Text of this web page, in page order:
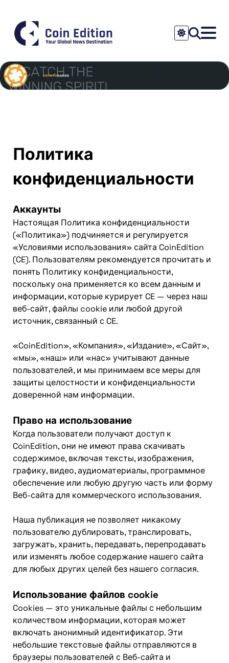
Политика
конфиденциальности
Аккаунты
Настоящая Политика конфиденциальности
(«Политика») подчиняется и регулируется
«Условиями использования» сайта CoinEdition
(CE). Пользователям рекомендуется прочитать и
понять Политику конфиденциальности,
поскольку она применяется ко всем данным и
информации, которые курирует CE — через наш
веб-сайт, файлы cookie или любой другой
источник, связанный с CE.
«CoinEdition», «Компания», «Издание», «Сайт»,
«мы», «наш» или «нас» учитывают данные
пользователей, и мы принимаем все меры для
защиты целостности и конфиденциальности
доверенной нам информации.
Право на использование
Когда пользователи получают доступ к
CoinEdition, они не имеют права скачивать
содержимое, включая тексты, изображения,
графику, видео, аудиоматериалы, программное
обеспечение или любую другую часть или форму
Веб-сайта для коммерческого использования.
Наша публикация не позволяет никакому
пользователю дублировать, транслировать,
загружать, хранить, передавать, перепродавать
или изменять любое содержание нашего сайта
для любых других целей без нашего согласия.
Использование файлов cookie
Cookies — это уникальные файлы с небольшим
количеством информации, которая может
включать анонимный идентификатор. Эти
небольшие текстовые файлы отправляются в
браузеры пользователей с Веб-сайта и